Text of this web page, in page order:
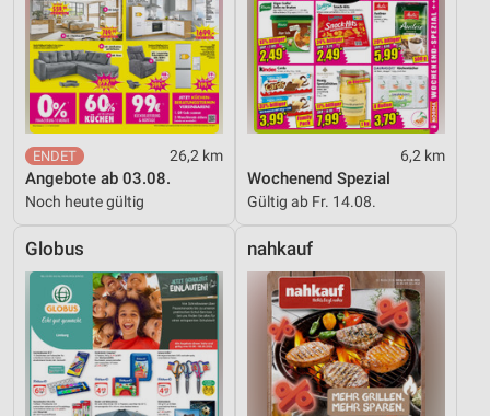
26,2 km
Angebote ab 03.08.
Noch heute gültig
6,2 km
Wochenend Spezial
Gültig ab Fr. 14.08.
Globus nahkauf